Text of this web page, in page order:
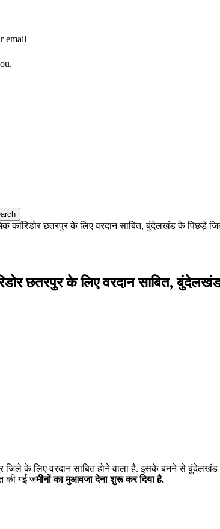
email
कॉरिडोर छतरपुर के लिए वरदान साबित, बुंदेलखंड के पिछड़े
छतरपुर के लिए वरदान साबित,
जिले के लिए वरदान साबित होने वाला है. इसके बनने से
की गई जमीनों का मुआवजा देना शुरू कर दिया है.